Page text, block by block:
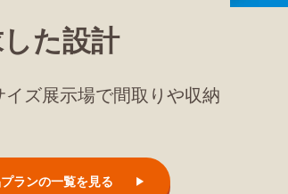
た設計
ズ展示場で間取りや収納
ランの一覧を見る